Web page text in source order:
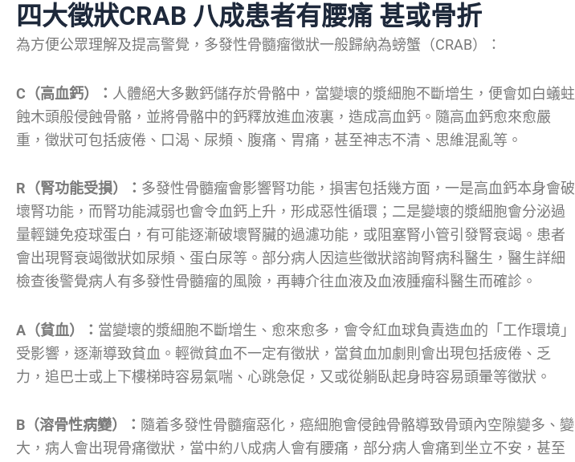
四大徵狀CRAB 八成患者有腰痛 甚或骨折
為方便公眾理解及提高警覺，多發性骨髓瘤徵狀一般歸納為螃蟹（CRAB）：
C（高血鈣）： 人體絕大多數鈣儲存於骨骼中，當變壞的漿細胞不斷增生，便會如白蟻蛀
蝕木頭般侵蝕骨骼，並將骨骼中的鈣釋放進血液裏，造成高血鈣。隨高血鈣愈來愈嚴
重，徵狀可包括疲倦、口渴、尿頻、腹痛、胃痛，甚至神志不清、思維混亂等。
R（腎功能受損）： 多發性骨髓瘤會影響腎功能，損害包括幾方面，一是高血鈣本身會破
壞腎功能，而腎功能減弱也會令血鈣上升，形成惡性循環；二是變壞的漿細胞會分泌過
量輕鏈免疫球蛋白，有可能逐漸破壞腎臟的過濾功能，或阻塞腎小管引發腎衰竭。患者
會出現腎衰竭徵狀如尿頻、蛋白尿等。部分病人因這些徵狀諮詢腎病科醫生，醫生詳細
檢查後警覺病人有多發性骨髓瘤的風險，再轉介往血液及血液腫瘤科醫生而確診。
A（貧血）： 當變壞的漿細胞不斷增生、愈來愈多，會令紅血球負責造血的「工作環境」
受影響，逐漸導致貧血。輕微貧血不一定有徵狀，當貧血加劇則會出現包括疲倦、乏
力，追巴士或上下樓梯時容易氣喘、心跳急促，又或從躺臥起身時容易頭暈等徵狀。
B（溶骨性病變）： 隨着多發性骨髓瘤惡化，癌細胞會侵蝕骨骼導致骨頭內空隙變多、變
大，病人會出現骨痛徵狀，當中約八成病人會有腰痛，部分病人會痛到坐立不安，甚至